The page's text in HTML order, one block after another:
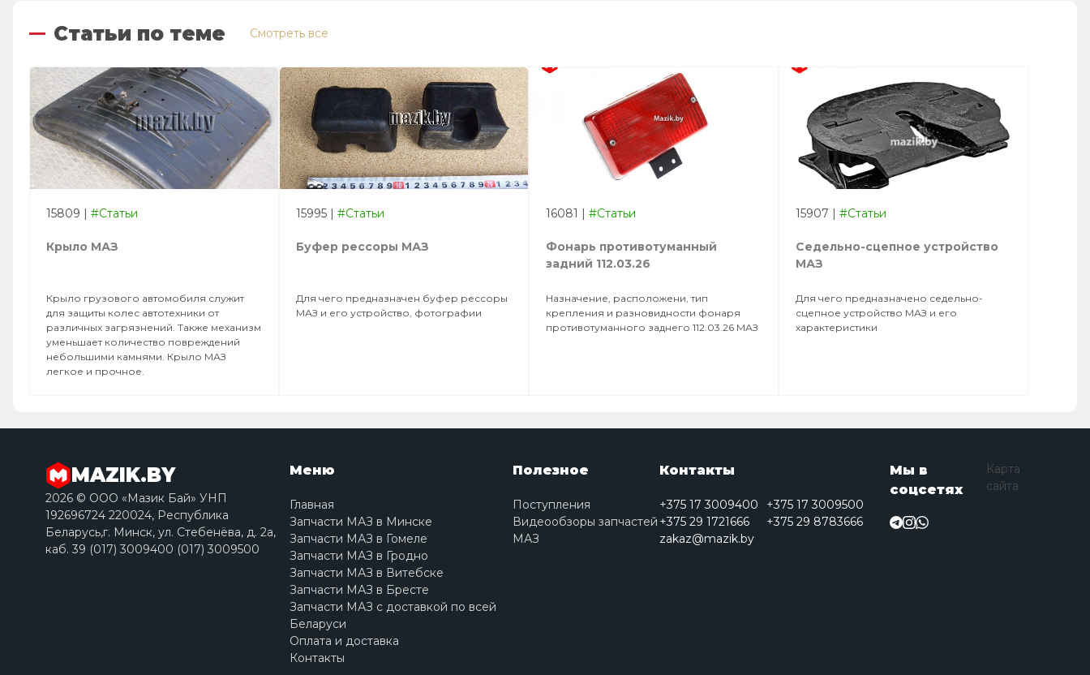
Статьи по теме Смотреть все
15809 | #Статьи
Крыло МАЗ
Крыло грузового автомобиля служит
для защиты колес автотехники от
различных загрязнений. Также механизм
уменьшает количество повреждений
небольшими камнями. Крыло МАЗ
легкое и прочное.
15995 | #Статьи
Буфер рессоры МАЗ
Для чего предназначен буфер рессоры
МАЗ и его устройство, фотографии
16081 | #Статьи
Фонарь противотуманный
задний 112.03.26
Назначение, расположени, тип
крепления и разновидности фонаря
противотуманного заднего 112.03.26 МАЗ
15907 | #Статьи
Седельно-сцепное устройство
МАЗ
Для чего предназначено седельно-
сцепное устройство МАЗ и его
характеристики
MAZIK.BY
2026 © ООО «Мазик Бай» УНП
192696724 220024, Республика
Беларусь,г. Минск, ул. Стебенёва, д. 2a,
каб. 39 (017) 3009400 (017) 3009500
Меню
Главная
Запчасти МАЗ в Минске
Запчасти МАЗ в Гомеле
Запчасти МАЗ в Гродно
Запчасти МАЗ в Витебске
Запчасти МАЗ в Бресте
Запчасти МАЗ с доставкой по всей
Беларуси
Оплата и доставка
Контакты
Полезное
Поступления
Видеообзоры запчастей
МАЗ
Контакты
+375 17 3009400
+375 17 3009500
+375 29 1721666
+375 29 8783666
zakaz@mazik.by
Мы в
соцсетях
Карта
сайта